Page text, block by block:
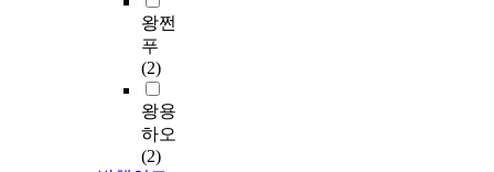
왕쩐
푸
(2)
왕용
하오
(2)